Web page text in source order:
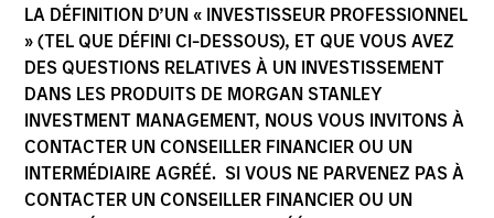
LA DÉFINITION D’UN « INVESTISSEUR PROFESSIONNEL
» (TEL QUE DÉFINI CI-DESSOUS), ET QUE VOUS AVEZ
DES QUESTIONS RELATIVES À UN INVESTISSEMENT
DANS LES PRODUITS DE MORGAN STANLEY
INVESTMENT MANAGEMENT, NOUS VOUS INVITONS À
CONTACTER UN CONSEILLER FINANCIER OU UN
INTERMÉDIAIRE AGRÉÉ. SI VOUS NE PARVENEZ PAS À
CONTACTER UN CONSEILLER FINANCIER OU UN
Asset Class
US Equity